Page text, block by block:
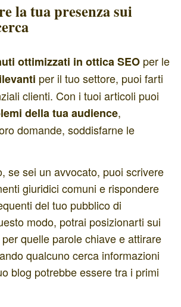
la tua presenza sui
ottimizzati in ottica SEO per le
per il tuo settore, puoi farti
clienti. Con i tuoi articoli puoi
della tua audience,
domande, soddisfarne le
se sei un avvocato, puoi scrivere
giuridici comuni e rispondere
del tuo pubblico di
modo, potrai posizionarti sui
quelle parole chiave e attirare
qualcuno cerca informazioni
blog potrebbe essere tra i primi